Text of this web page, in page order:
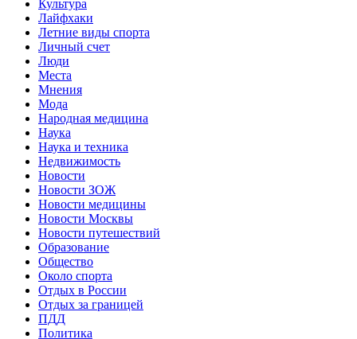
Культура
Лайфхаки
Летние виды спорта
Личный счет
Люди
Места
Мнения
Мода
Народная медицина
Наука
Наука и техника
Недвижимость
Новости
Новости ЗОЖ
Новости медицины
Новости Москвы
Новости путешествий
Образование
Общество
Около спорта
Отдых в России
Отдых за границей
ПДД
Политика